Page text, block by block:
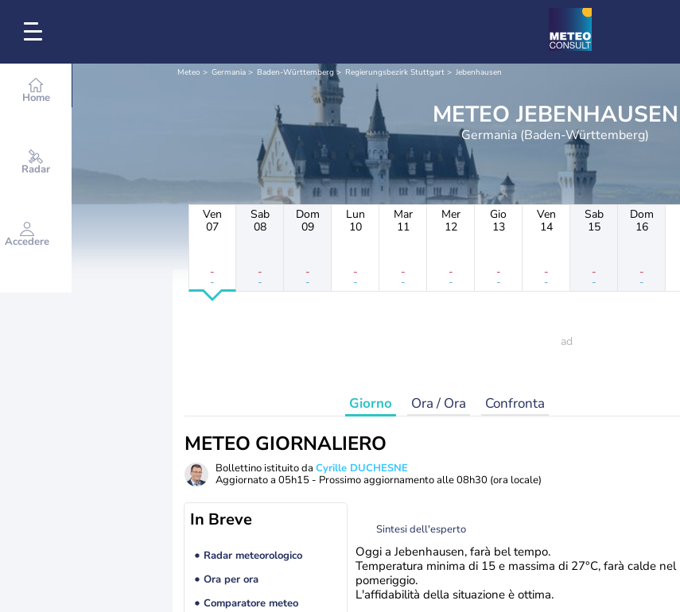
Home
Radar
Accedere
Meteo Germania Baden-Württemberg Regierungsbezirk Stuttgart Jebenhausen
METEO JEBENHAUSEN
Germania (Baden-Württemberg)
Ven
07
-
-
Sab
08
-
-
Dom
09
-
-
Lun
10
-
-
Mar
11
-
-
Mer
12
-
-
Gio
13
-
-
Ven
14
-
-
Sab
15
-
-
Dom
16
-
-
Giorno Ora / Ora Confronta
METEO GIORNALIERO
Bollettino istituito da Cyrille DUCHESNE
Aggiornato a 05h15 - Prossimo aggiornamento alle08h30 (ora locale)
In Breve
Radar meteorologico
Ora per ora
Comparatore meteo
Sintesi dell'esperto
Oggi a Jebenhausen, farà bel tempo.
Temperatura minima di 15 e massima di 27°C, farà calde nel
pomeriggio.
L'affidabilità della situazione è ottima.